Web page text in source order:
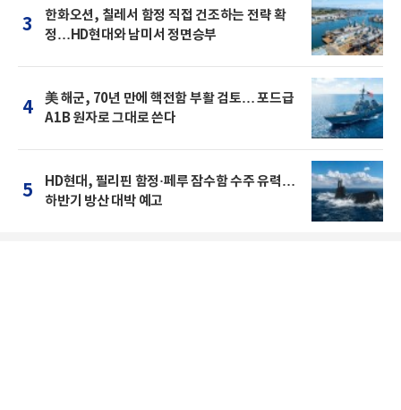
3
한화오션, 칠레서 함정 직접 건조하는 전략 확
정…HD현대와 남미서 정면승부
4
美 해군, 70년 만에 핵전함 부활 검토… 포드급
A1B 원자로 그대로 쓴다
5
HD현대, 필리핀 함정·페루 잠수함 수주 유력…
하반기 방산 대박 예고